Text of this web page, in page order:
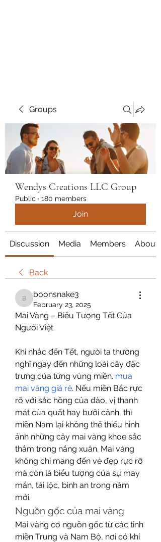
Groups
Wendys Creations LLC Group
Public · 180 members
Join
Discussion Media Members About
Back
boonsnake3
boonsnake3
February 23, 2025
Mai Vàng – Biểu Tượng Tết Của
Người Việt
Khi nhắc đến Tết, người ta thường
nghĩ ngay đến những loài cây đặc
trưng của từng vùng miền. mua
mai vàng giá rẻ. Nếu miền Bắc rực
rỡ với sắc hồng của đào, vị thanh
mát của quất hay bưởi cảnh, thì
miền Nam lại không thể thiếu hình
ảnh những cây mai vàng khoe sắc
thắm trong nắng xuân. Mai vàng
không chỉ mang đến vẻ đẹp rực rỡ
mà còn là biểu tượng của sự may
mắn, tài lộc, bình an trong năm
mới.
Nguồn gốc của mai vàng
Mai vàng có nguồn gốc từ các tỉnh
miền Trung và Nam Bộ, nơi có khí